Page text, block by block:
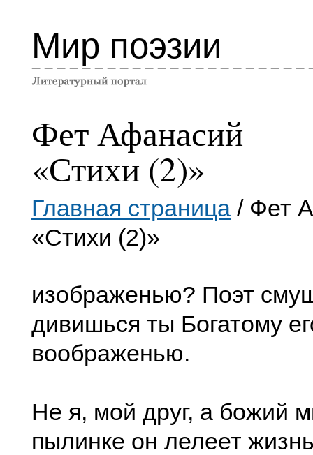
Мир поэзии
Фет Афанасий
«Стихи (2)»
Главная страница / Фет
«Стихи (2)»
изображенью? Поэт
дивишься ты Богатому
воображенью.
Не я, мой друг, а божий
пылинке он лелеет